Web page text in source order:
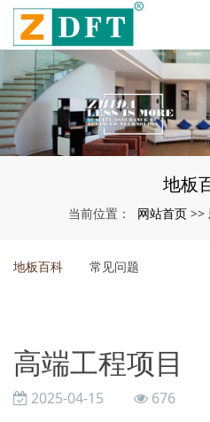
地板
当前位置： 网站首页 >>
地板百科 常见问题
高端工程项目
2025-04-15 676